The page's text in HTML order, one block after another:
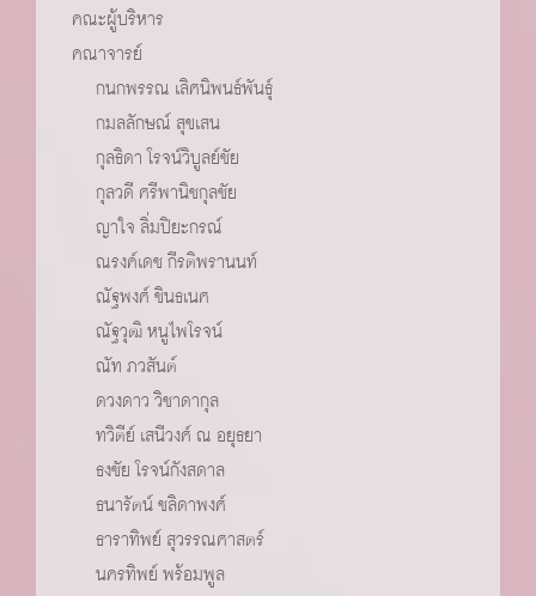
คณะผู้บริหาร
คณาจารย์
กนกพรรณ เลิศนิพนธ์พันธุ์
กมลลักษณ์ สุขเสน
กุลธิดา โรจน์วิบูลย์ชัย
กุลวดี ศรีพานิชกุลชัย
ญาใจ ลิ่มปิยะกรณ์
ณรงค์เดช กีรติพรานนท์
ณัฐพงศ์ ชินธเนศ
ณัฐวุฒิ หนูไพโรจน์
ณัท ภวสันต์
ดวงดาว วิชาดากุล
ทวิตีย์ เสนีวงศ์ ณ อยุธยา
ธงชัย โรจน์กังสดาล
ธนารัตน์ ชลิดาพงศ์
ธาราทิพย์ สุวรรณศาสตร์
นครทิพย์ พร้อมพูล